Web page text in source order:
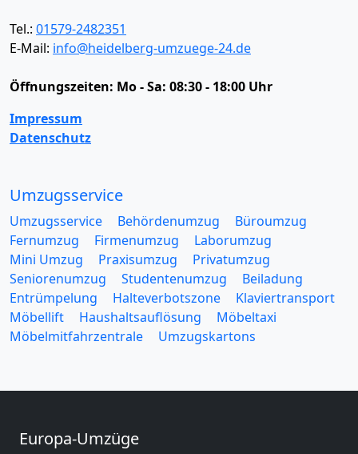
Tel.: 01579-2482351
E-Mail: info@heidelberg-umzuege-24.de
Öffnungszeiten: Mo - Sa: 08:30 - 18:00 Uhr
Impressum
Datenschutz
Umzugsservice
Umzugsservice Behördenumzug
Büroumzug
Fernumzug
Firmenumzug
Laborumzug
Mini Umzug
Praxisumzug
Privatumzug
Seniorenumzug
Studentenumzug
Beiladung
Entrümpelung
Halteverbotszone
Klaviertransport
Möbellift
Haushaltsauflösung
Möbeltaxi
Möbelmitfahrzentrale
Umzugskartons
Europa-Umzüge